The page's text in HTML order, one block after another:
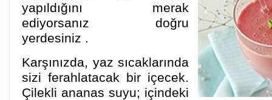
yapıldığını merak
ediyorsanız doğru
yerdesiniz .
Karşınızda, yaz sıcaklarında
sizi ferahlatacak bir içecek.
Çilekli ananas suyu; içindeki